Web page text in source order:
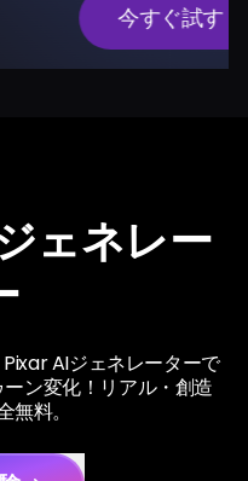
今すぐ試す
ェネレー
AIジェネレーターで
ン変化！リアル・創造
無料。